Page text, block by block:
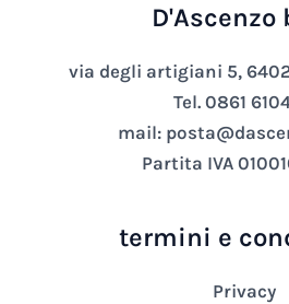
D'Ascenzo
via degli artigiani 5,
Tel. 0861
mail:
Partita IVA
termini e
Privacy